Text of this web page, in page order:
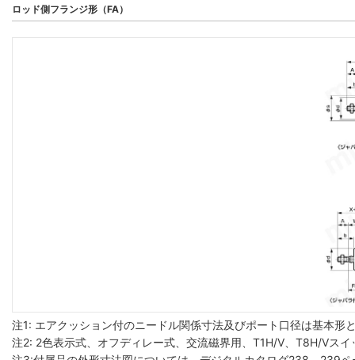
ロッド側フランジ形（FA）
注1: エアクッション付のニードル関係寸法及びポート口径は基本
注2: 2色表示式、オフディレー式、交流磁界用、T1H/V、T8H/Vス